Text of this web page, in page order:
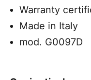
Warranty
Made in Italy
mod. G0097D